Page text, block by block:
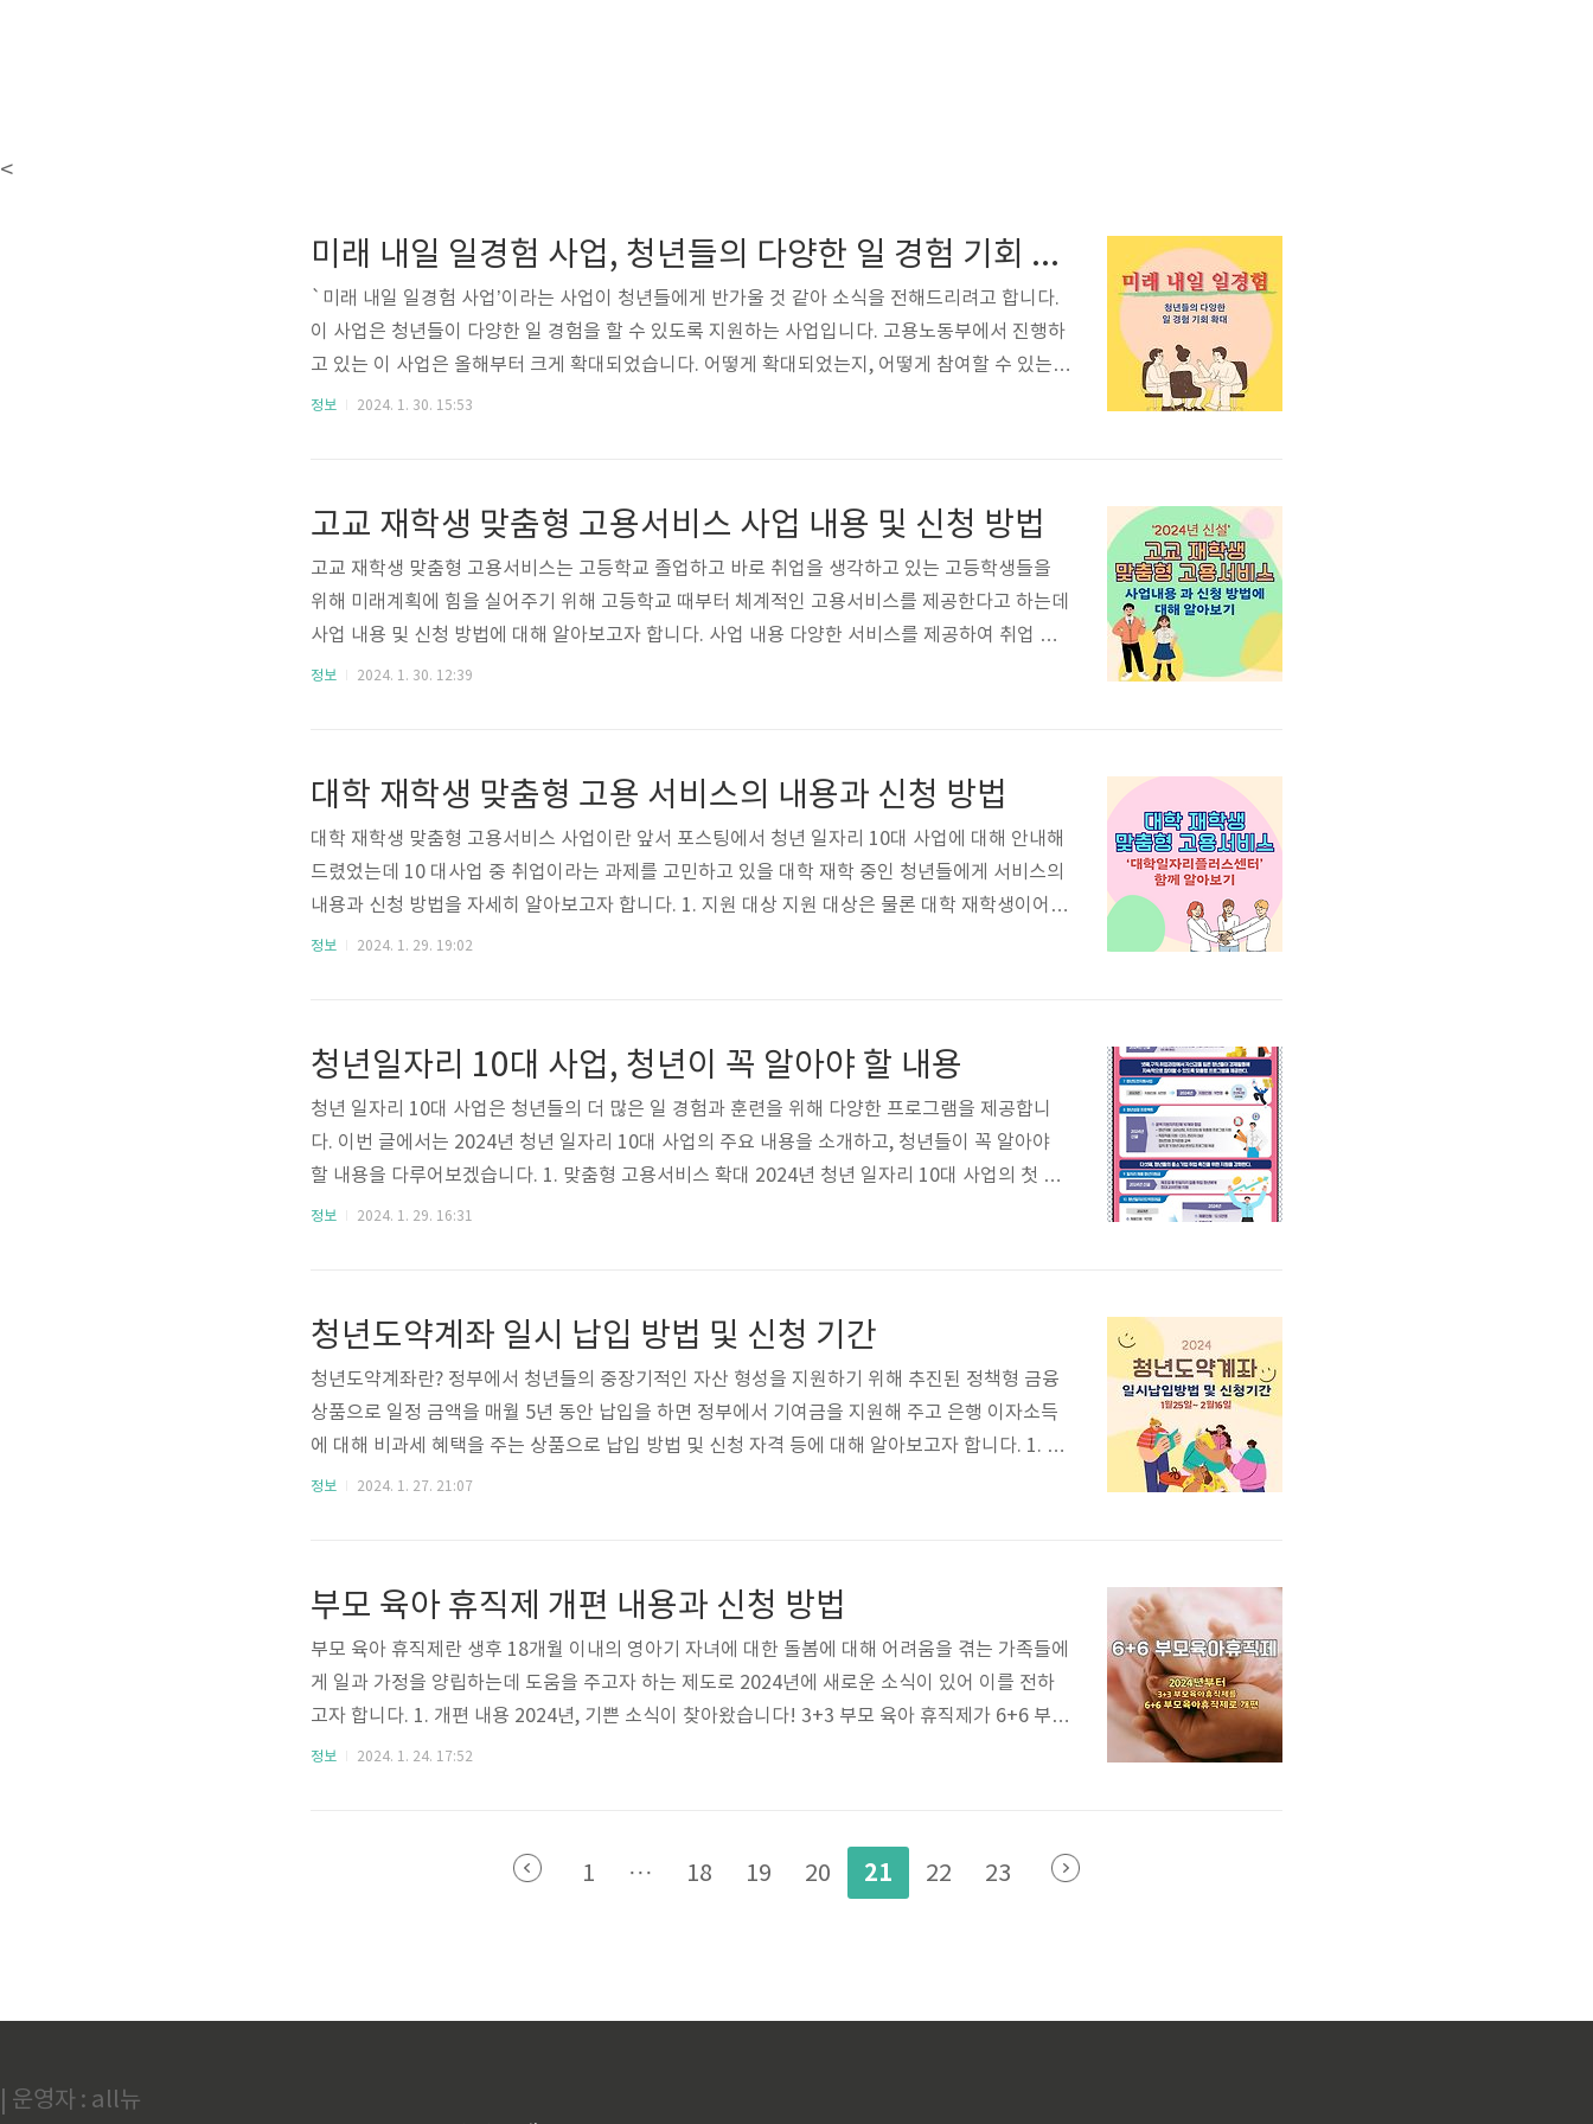
<
미래 내일 일경험 사업, 청년들의 다양한 일 경험 기회 확대
`미래 내일 일경험 사업’이라는 사업이 청년들에게 반가울 것 같아 소식을 전해드리려고 합니다.
이 사업은 청년들이 다양한 일 경험을 할 수 있도록 지원하는 사업입니다. 고용노동부에서 진행하
고 있는 이 사업은 올해부터 크게 확대되었습니다. 어떻게 확대되었는지, 어떻게 참여할 수 있는지
알아보겠습니다. 청년들의 다양한 일 경험 기회 확대-미래 내일 일경험 요즘 채용 방향은 직무역
청년에게 다양하고 알맞은 일 경험을 환경을..
정보 2024. 1. 30. 15:53
고교 재학생 맞춤형 고용서비스 사업 내용 및 신청 방법
고교 재학생 맞춤형 고용서비스는 고등학교 졸업하고 바로 취업을 생각하고 있는 고등학생들을
위해 미래계획에 힘을 실어주기 위해 고등학교 때부터 체계적인 고용서비스를 제공한다고 하는데
사업 내용 및 신청 방법에 대해 알아보고자 합니다. 사업 내용 다양한 서비스를 제공하여 취업 지
원에 대한 맞춤형으로 AI 기반 직업 및 진로 탐색, 학생들의 개인 맞춤형 직업 포트폴리오 설계 지
해 고급 기술과 전략 계획을 활용하는 맞춤화에 중..
정보 2024. 1. 30. 12:39
대학 재학생 맞춤형 고용 서비스의 내용과 신청 방법
대학 재학생 맞춤형 고용서비스 사업이란 앞서 포스팅에서 청년 일자리 10대 사업에 대해 안내해
드렸었는데 10 대사업 중 취업이라는 과제를 고민하고 있을 대학 재학 중인 청년들에게 서비스의
내용과 신청 방법을 자세히 알아보고자 합니다. 1. 지원 대상 지원 대상은 물론 대학 재학생이어야
하며 휴학생도 포함이 됩니다. 2. 사업 내용 빌드업 프로젝트는 주로 저학년 학생들을 대상으로 하
자신이 어떤 분야에 관심이 있는지, 어떤 일..
정보 2024. 1. 29. 19:02
청년일자리 10대 사업, 청년이 꼭 알아야 할 내용
청년 일자리 10대 사업은 청년들의 더 많은 일 경험과 훈련을 위해 다양한 프로그램을 제공합니
다. 이번 글에서는 2024년 청년 일자리 10대 사업의 주요 내용을 소개하고, 청년들이 꼭 알아야
할 내용을 다루어보겠습니다. 1. 맞춤형 고용서비스 확대 2024년 청년 일자리 10대 사업의 첫 번
째는 더 많은 학생에게 맞춤형으로 1:1 상담을 기반으로 서비스를 제공하는 것입니다. 대학 재학
량 강화를 지원합니다. 또한, ..
정보 2024. 1. 29. 16:31
청년도약계좌 일시 납입 방법 및 신청 기간
청년도약계좌란? 정부에서 청년들의 중장기적인 자산 형성을 지원하기 위해 추진된 정책형 금융
상품으로 일정 금액을 매월 5년 동안 납입을 하면 정부에서 기여금을 지원해 주고 은행 이자소득
에 대해 비과세 혜택을 주는 상품으로 납입 방법 및 신청 자격 등에 대해 알아보고자 합니다. 1. 신
청 자격 - 19세~34세 청년(병역 복무기간 최대 6년 추가 인정)이며, 개인소득이 총 급여액 7,500
내로 자유롭게 납..
정보 2024. 1. 27. 21:07
부모 육아 휴직제 개편 내용과 신청 방법
부모 육아 휴직제란 생후 18개월 이내의 영아기 자녀에 대한 돌봄에 대해 어려움을 겪는 가족들에
게 일과 가정을 양립하는데 도움을 주고자 하는 제도로 2024년에 새로운 소식이 있어 이를 전하
고자 합니다. 1. 개편 내용 2024년, 기쁜 소식이 찾아왔습니다! 3+3 부모 육아 휴직제가 6+6 부모
육아 휴직제로 업그레이드되었답니다. 자녀의 연령은 12개월에서 18개월로 더 확대되었고, 휴직
되었습니다. 이제는 더 다양한 가정에서 이 혜택을 받을 수 있도록 지원 대상도 확대되었답니다.
2. 육아 휴직 급여 육아 휴..
정보 2024. 1. 24. 17:52
1 ··· 18 19 20 21 22 23
| 운영자 : all뉴